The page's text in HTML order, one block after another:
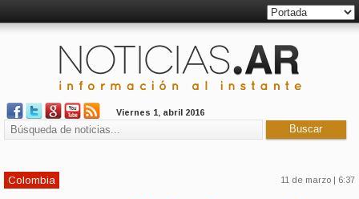
Viernes 1, abril 2016
Colombia 11 de marzo | 6:37